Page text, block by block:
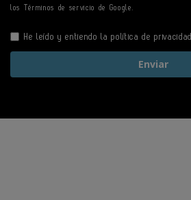
los Términos de servicio de Google.
He leído y entiendo lapolítica de privacidad
Enviar